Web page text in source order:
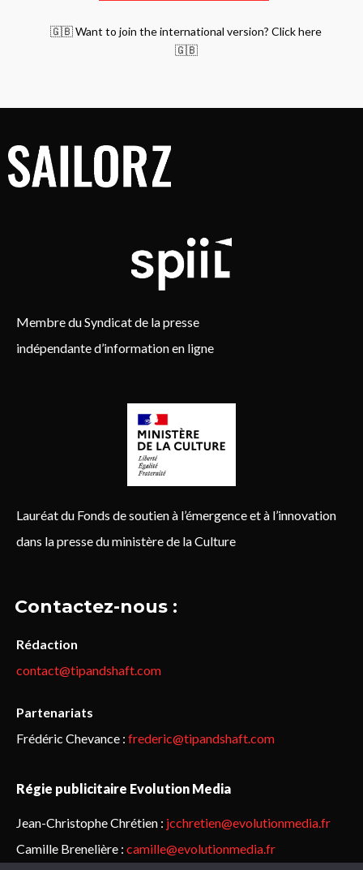
🇬🇧 Want to join the international version? Click here
🇬🇧
Membre du Syndicat de la presse
indépendante d’information en ligne
Lauréat du Fonds de soutien à l’émergence et à l’innovation
dans la presse du ministère de la Culture
Contactez-nous :
Rédaction
contact@tipandshaft.com
Partenariats
Frédéric Chevance : frederic@tipandshaft.com
Régie publicitaire Evolution Media
Jean-Christophe Chrétien : jcchretien@evolutionmedia.fr
Camille Brenelière : camille@evolutionmedia.fr